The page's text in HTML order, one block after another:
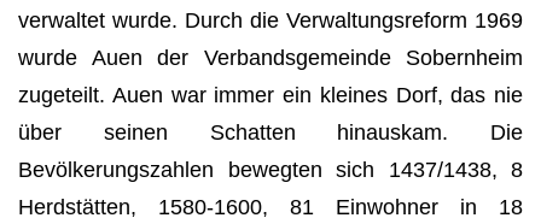
verwaltet wurde. Durch die Verwaltungsreform 1969
wurde Auen der Verbandsgemeinde Sobernheim
zugeteilt. Auen war immer ein kleines Dorf, das nie
über seinen Schatten hinauskam. Die
Bevölkerungszahlen bewegten sich 1437/1438, 8
Herdstätten, 1580-1600, 81 Einwohner in 18